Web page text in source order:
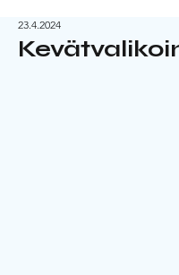
23.4.2024